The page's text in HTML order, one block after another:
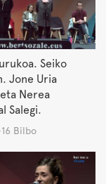
Seiko
Jone Uria
Nerea
Salegi.
Bilbo